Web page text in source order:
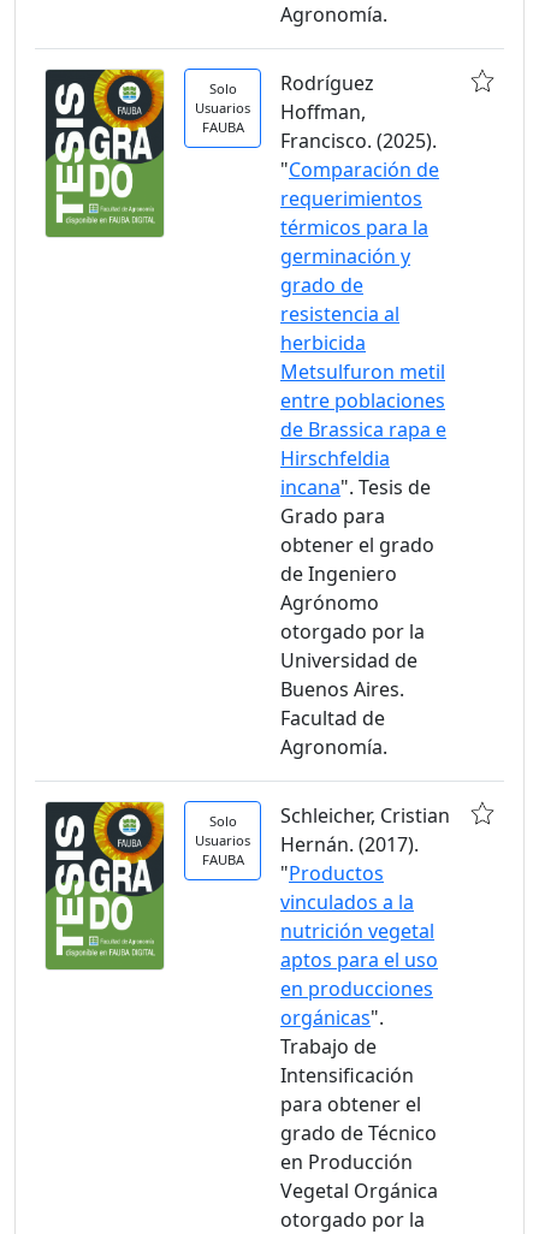
Agronomía.
Solo
Usuarios
FAUBA
Rodríguez
Hoffman,
Francisco. (2025).
"Comparación de
requerimientos
térmicos para la
germinación y
grado de
resistencia al
herbicida
Metsulfuron metil
entre poblaciones
de Brassica rapa e
Hirschfeldia
incana". Tesis de
Grado para
obtener el grado
de Ingeniero
Agrónomo
otorgado por la
Universidad de
Buenos Aires.
Facultad de
Agronomía.
Solo
Usuarios
FAUBA
Schleicher, Cristian
Hernán. (2017).
"Productos
vinculados a la
nutrición vegetal
aptos para el uso
en producciones
orgánicas".
Trabajo de
Intensificación
para obtener el
grado de Técnico
en Producción
Vegetal Orgánica
otorgado por la